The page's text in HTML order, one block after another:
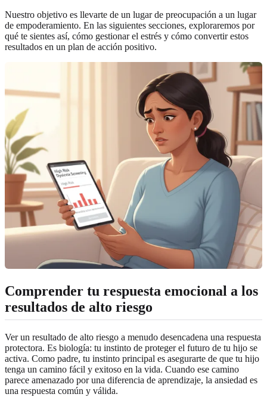
Nuestro objetivo es llevarte de un lugar de preocupación a un lugar
de empoderamiento. En las siguientes secciones, exploraremos por
qué te sientes así, cómo gestionar el estrés y cómo convertir estos
resultados en un plan de acción positivo.
Comprender tu respuesta emocional a los
resultados de alto riesgo
Ver un resultado de alto riesgo a menudo desencadena una respuesta
protectora. Es biología: tu instinto de proteger el futuro de tu hijo se
activa. Como padre, tu instinto principal es asegurarte de que tu hijo
tenga un camino fácil y exitoso en la vida. Cuando ese camino
parece amenazado por una diferencia de aprendizaje, la ansiedad es
una respuesta común y válida.